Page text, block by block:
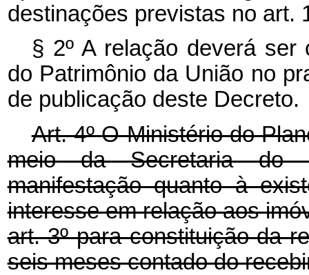
destinações previstas no art.
§ 2º A relação deverá
do Patrimônio da União no
de publicação deste Decreto.
Art. 4ºO Ministério do
meio da Secretaria do
manifestação quanto à
interesse em relação aos
art. 3ºpara constituição da
seis meses contado do